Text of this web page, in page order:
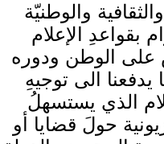
والوطنيّة
بقواعدِ الإعلام
على الوطن ودوره
الى توجيهِ
الذي يستسهلُ
حولَ قضايا أو